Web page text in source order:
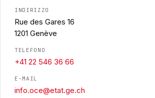
INDIRIZZO
Rue des Gares 16
1201 Genève
TELEFONO
+41 22 546 36 66
E-MAIL
info.oce@etat.ge.ch